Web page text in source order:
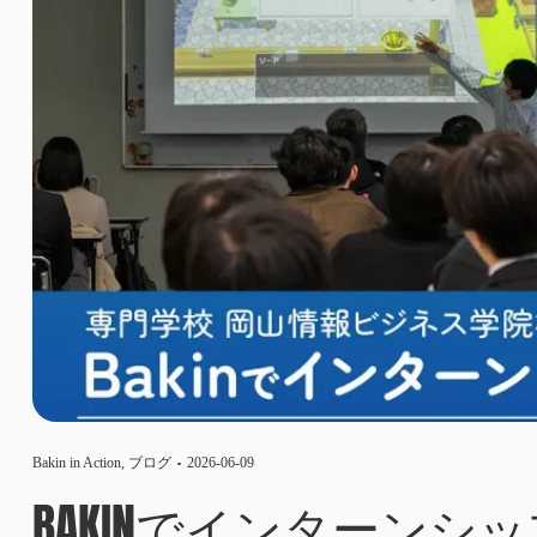
Bakin in Action, ブログ 2026-06-09